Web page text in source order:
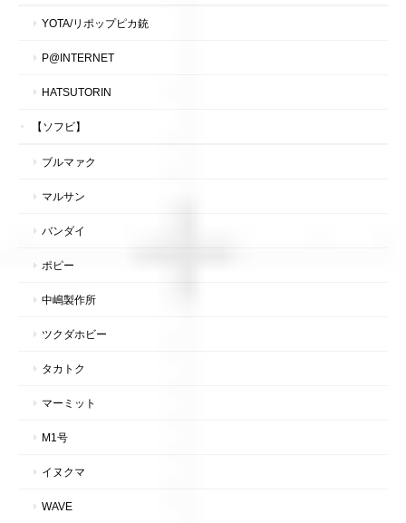
YOTA/リポップピカ銃
P@INTERNET
HATSUTORIN
【ソフビ】
ブルマァク
マルサン
バンダイ
ポピー
中嶋製作所
ツクダホビー
タカトク
マーミット
M1号
イヌクマ
WAVE